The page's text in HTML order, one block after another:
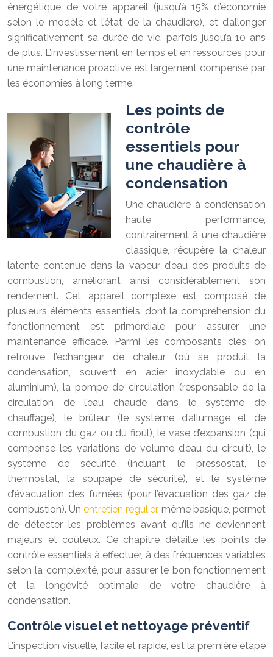
énergétique de votre appareil (jusqu’à 15% d’économie
selon le modèle et l’état de la chaudière), et d’allonger
significativement sa durée de vie, parfois jusqu’à 10 ans
de plus. L’investissement en temps et en ressources pour
une maintenance proactive est largement compensé par
les économies à long terme.
Les points de
contrôle
essentiels pour
une chaudière à
condensation
Une chaudière à condensation
haute performance,
contrairement à une chaudière
classique, récupère la chaleur
latente contenue dans la vapeur d’eau des produits de
combustion, améliorant ainsi considérablement son
rendement. Cet appareil complexe est composé de
plusieurs éléments essentiels, dont la compréhension du
fonctionnement est primordiale pour assurer une
maintenance efficace. Parmi les composants clés, on
retrouve l’échangeur de chaleur (où se produit la
condensation, souvent en acier inoxydable ou en
aluminium), la pompe de circulation (responsable de la
circulation de l’eau chaude dans le système de
chauffage), le brûleur (le système d’allumage et de
combustion du gaz ou du fioul), le vase d’expansion (qui
compense les variations de volume d’eau du circuit), le
système de sécurité (incluant le pressostat, le
thermostat, la soupape de sécurité), et le système
d’évacuation des fumées (pour l’évacuation des gaz de
combustion). Un entretien régulier, même basique, permet
de détecter les problèmes avant qu’ils ne deviennent
majeurs et coûteux. Ce chapitre détaille les points de
contrôle essentiels à effectuer, à des fréquences variables
selon la complexité, pour assurer le bon fonctionnement
et la longévité optimale de votre chaudière à
condensation.
Contrôle visuel et nettoyage préventif
L’inspection visuelle, facile et rapide, est la première étape